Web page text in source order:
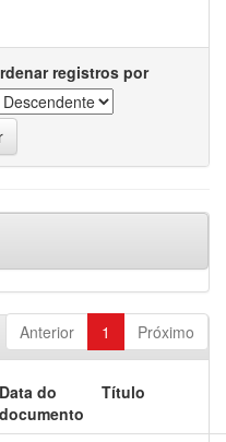
registros por
Anterior 1 Próximo
Data do
documento
Título